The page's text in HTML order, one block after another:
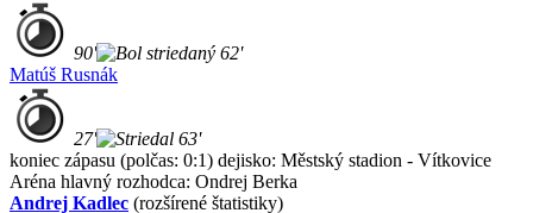
90'
62'
Matúš Rusnák
27'
63'
koniec zápasu (polčas: 0:1) dejisko: Městský stadion - Vítkovice
Aréna hlavný rozhodca: Ondrej Berka
Andrej Kadlec (rozšírené štatistiky)